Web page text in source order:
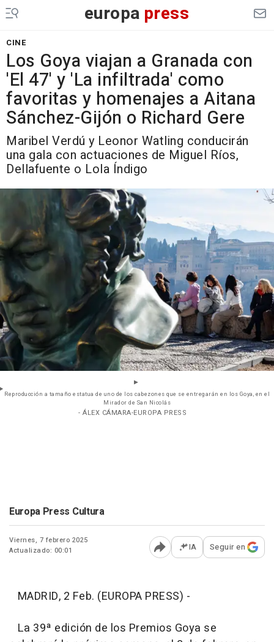
europa press
CINE
Los Goya viajan a Granada con
'El 47' y 'La infiltrada' como
favoritas y homenajes a Aitana
Sánchez-Gijón o Richard Gere
Maribel Verdú y Leonor Watling conducirán
una gala con actuaciones de Miguel Ríos,
Dellafuente o Lola Índigo
Reproducción a tamaño estatua de uno de los cabezones que se entregarán en los Goya, en el
Mirador de San Nicolás
- ÁLEX CÁMARA-EUROPA PRESS
Europa Press Cultura
Viernes, 7 febrero 2025
Actualizado: 00:01
Abrir opciones para
IA Seguir en
MADRID, 2 Feb. (EUROPA PRESS) -
La 39ª edición de los Premios Goya se